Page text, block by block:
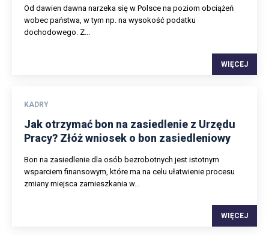
Od dawien dawna narzeka się w Polsce na poziom obciążeń
wobec państwa, w tym np. na wysokość podatku
dochodowego. Z...
WIĘCEJ
KADRY
Jak otrzymać bon na zasiedlenie z Urzędu
Pracy? Złóż wniosek o bon zasiedleniowy
Bon na zasiedlenie dla osób bezrobotnych jest istotnym
wsparciem finansowym, które ma na celu ułatwienie procesu
zmiany miejsca zamieszkania w...
WIĘCEJ